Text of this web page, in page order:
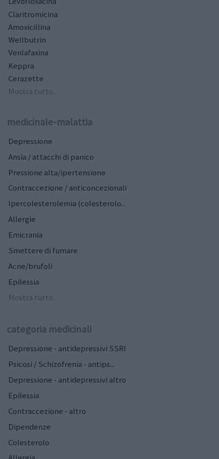
Claritromicina
Amoxicillina
Wellbutrin
Venlafaxina
Keppra
Cerazette
Mostra tutto...
medicinale-malattia
Depressione
Ansia / attacchi di panico
Pressione alta/ipertensione
Contraccezione / anticoncezionali
Ipercolesterolemia (colesterolo...
Allergie
Emicrania
Smettere di fumare
Acne/brufoli
Epilessia
Mostra tutto...
categoria medicinali
Depressione - antidepressivi SSRI
Psicosi / Schizofrenia - antips...
Depressione - antidepressivi altro
Epilessia
Contraccezione - altro
Dipendenze
Colesterolo